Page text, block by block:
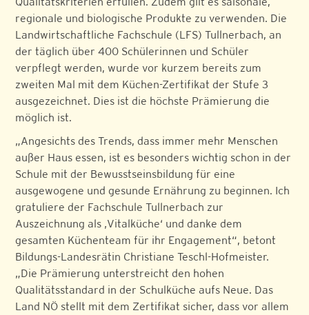
regionale und biologische Produkte zu verwenden. Die
Landwirtschaftliche Fachschule (LFS) Tullnerbach, an
der täglich über 400 Schülerinnen und Schüler
verpflegt werden, wurde vor kurzem bereits zum
zweiten Mal mit dem Küchen-Zertifikat der Stufe 3
ausgezeichnet. Dies ist die höchste Prämierung die
möglich ist.
„Angesichts des Trends, dass immer mehr Menschen
außer Haus essen, ist es besonders wichtig schon in der
Schule mit der Bewusstseinsbildung für eine
ausgewogene und gesunde Ernährung zu beginnen. Ich
gratuliere der Fachschule Tullnerbach zur
Auszeichnung als ‚Vitalküche‘ und danke dem
gesamten Küchenteam für ihr Engagement“, betont
Bildungs-Landesrätin Christiane Teschl-Hofmeister.
„Die Prämierung unterstreicht den hohen
Qualitätsstandard in der Schulküche aufs Neue. Das
Land NÖ stellt mit dem Zertifikat sicher, dass vor allem